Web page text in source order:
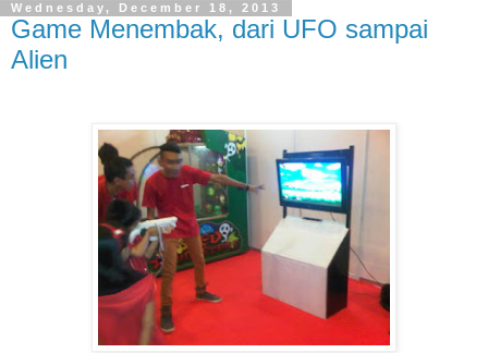
Wednesday, December 18, 2013
Game Menembak, dari UFO sampai
Alien